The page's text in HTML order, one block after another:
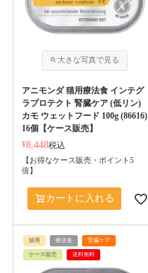
アニモンダ 猫用療法食 インテグ
ラプロテクト 腎臓ケア (低リン)
カモ ウェットフード 100g (86616)
16個【ケース販売】
¥8,448税込
【お得なケース販売・ポイント5
倍】
カートに入れる
猫用 療法食 腎臓ケア
ケース販売 送料無料